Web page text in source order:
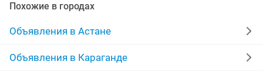
доставка бетона доставка платья
уголь доставка
Похожие в городах
Объявления в Астане
Объявления в Караганде